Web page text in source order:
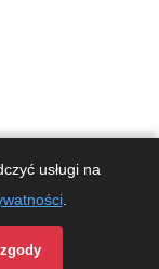
usługi na
.